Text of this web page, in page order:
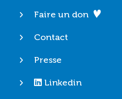
Faire un don
Contact
Presse
Linkedin